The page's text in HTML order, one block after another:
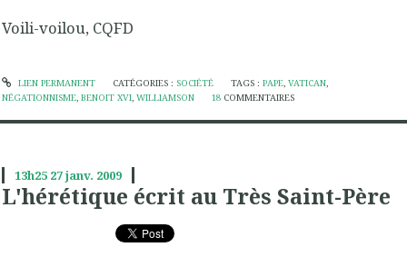
Voili-voilou, CQFD
LIEN PERMANENT CATÉGORIES : SOCIÉTÉ TAGS :PAPE,VATICAN,
NÉGATIONNISME, BENOIT XVI, WILLIAMSON 18 COMMENTAIRES
13h25 27janv. 2009
L'hérétique écrit au Très Saint-Père